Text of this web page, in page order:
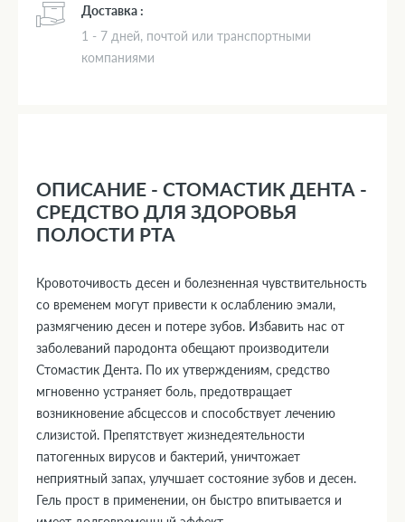
Доставка :
1 - 7 дней, почтой или транспортными
компаниями
ОПИСАНИЕ - СТОМАСТИК ДЕНТА -
СРЕДСТВО ДЛЯ ЗДОРОВЬЯ
ПОЛОСТИ РТА
Кровоточивость десен и болезненная чувствительность
со временем могут привести к ослаблению эмали,
размягчению десен и потере зубов. Избавить нас от
заболеваний пародонта обещают производители
Стомастик Дента. По их утверждениям, средство
мгновенно устраняет боль, предотвращает
возникновение абсцессов и способствует лечению
слизистой. Препятствует жизнедеятельности
патогенных вирусов и бактерий, уничтожает
неприятный запах, улучшает состояние зубов и десен.
Гель прост в применении, он быстро впитывается и